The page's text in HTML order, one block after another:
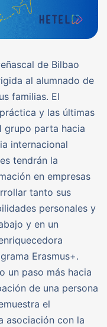
de Bilbao
al alumnado de
familias. El
y las últimas
grupo parta hacia
internacional
tendrán la
en empresas
tanto sus
personales y
y en un
Erasmus+.
un paso más hacia
de una persona
el
asociación con la